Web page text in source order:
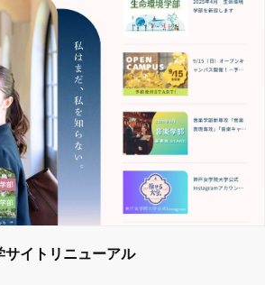
イトリニューアル